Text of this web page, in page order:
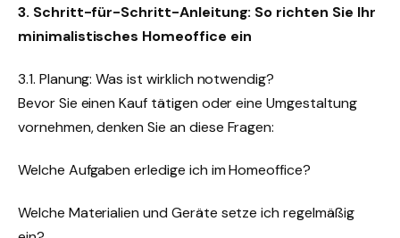
3. Schritt-für-Schritt-Anleitung: So richten Sie Ihr
minimalistisches Homeoffice ein
3.1. Planung: Was ist wirklich notwendig?
Bevor Sie einen Kauf tätigen oder eine Umgestaltung
vornehmen, denken Sie an diese Fragen:
Welche Aufgaben erledige ich im Homeoffice?
Welche Materialien und Geräte setze ich regelmäßig